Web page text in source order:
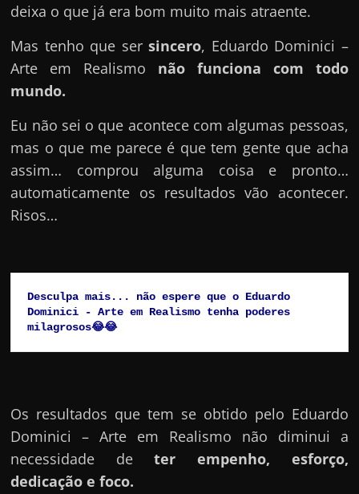
deixa o que já era bom muito mais atraente.
Mas tenho que sersincero, Eduardo Dominici –
Arte em Realismo não funciona com todo
mundo.
Eu não sei o que acontece com algumas pessoas,
mas o que me parece é que tem gente que acha
assim… comprou alguma coisa e pronto…
automaticamente os resultados vão acontecer.
Risos…
Desculpa mais... não espere que o Eduardo
Dominici - Arte em Realismo tenha poderes
milagrosos😂😂
Os resultados que tem se obtido pelo Eduardo
Dominici – Arte em Realismo não diminui a
necessidade deter empenho, esforço,
dedicação e foco.